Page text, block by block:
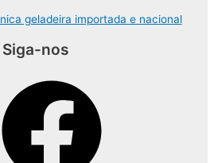
geladeira importada e nacional
Siga-nos